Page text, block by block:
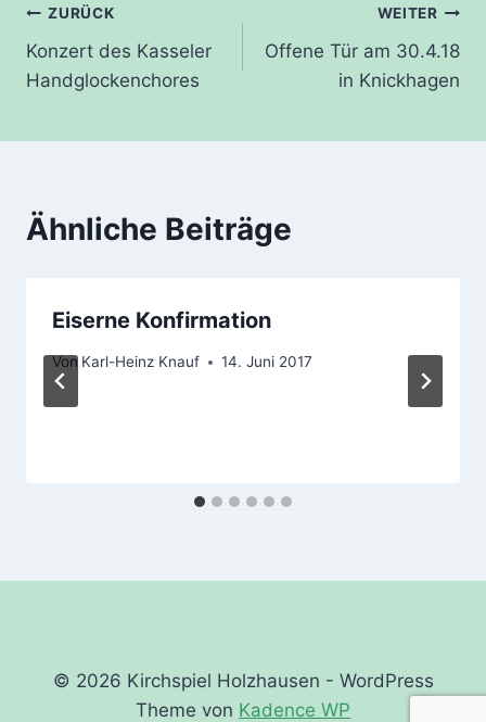
Beitragsnavigation
ZURÜCK
Konzert des Kasseler
Handglockenchores
WEITER
Offene Tür am 30.4.18
in Knickhagen
Ähnliche Beiträge
Eiserne Konfirmation
Von Karl-Heinz Knauf 14. Juni 2017
© 2026 Kirchspiel Holzhausen - WordPress
Theme von Kadence WP